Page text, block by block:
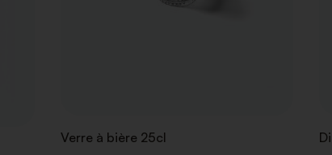
Verre à bière 25cl